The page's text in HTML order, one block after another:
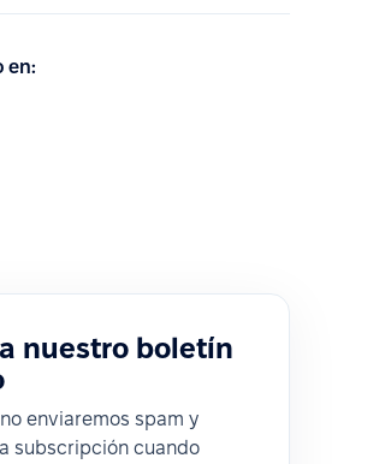
en:
nuestro boletín
enviaremos spam y
subscripción cuando